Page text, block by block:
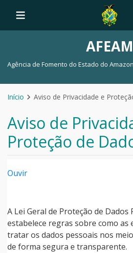
AFEAM
Agência de Fomento do Estado do
Início Aviso de Privacidade e
Aviso de
Proteção de
Ouvir
A Lei Geral de Proteção de Dados
estabelece regras sobre como as
tratar os dados pessoais nos
de forma segura e transparente.